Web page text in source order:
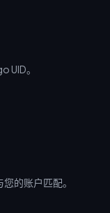
UID。
的账户匹配。